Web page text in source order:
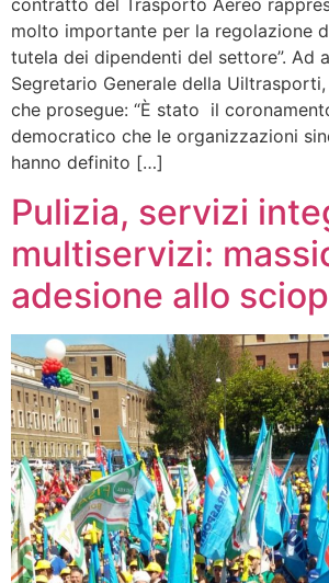
contratto del Trasporto Aereo
molto importante per la regolazione
tutela dei dipendenti del settore”. Ad
Segretario Generale della
che prosegue: “È stato il
democratico che le organizzazioni
hanno definito […]
Pulizia, servizi
multiservizi:
adesione allo